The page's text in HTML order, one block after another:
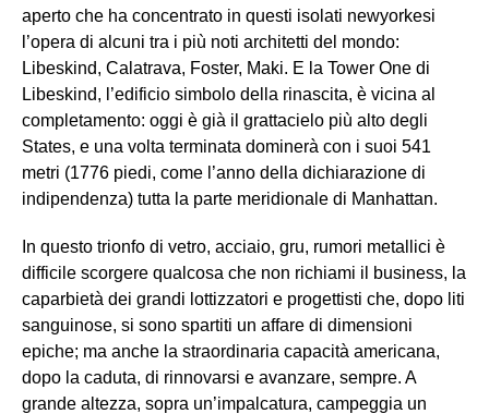
aperto che ha concentrato in questi isolati newyorkesi
l’opera di alcuni tra i più noti architetti del mondo:
Libeskind, Calatrava, Foster, Maki. E la Tower One di
Libeskind, l’edificio simbolo della rinascita, è vicina al
completamento: oggi è già il grattacielo più alto degli
States, e una volta terminata dominerà con i suoi 541
metri (1776 piedi, come l’anno della dichiarazione di
indipendenza) tutta la parte meridionale di Manhattan.
In questo trionfo di vetro, acciaio, gru, rumori metallici è
difficile scorgere qualcosa che non richiami il business, la
caparbietà dei grandi lottizzatori e progettisti che, dopo liti
sanguinose, si sono spartiti un affare di dimensioni
epiche; ma anche la straordinaria capacità americana,
dopo la caduta, di rinnovarsi e avanzare, sempre. A
grande altezza, sopra un’impalcatura, campeggia un